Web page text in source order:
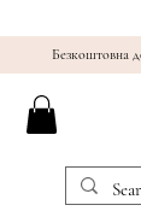
Безкоштовна